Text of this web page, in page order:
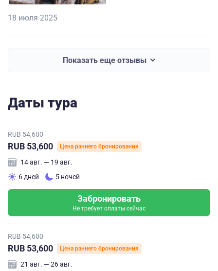
18 июля 2025
Показать еще отзывы
Даты тура
RUB 54,600
RUB 53,600 Цена раннего бронирования
14 авг. — 19 авг.
6 дней
5 ночей
Забронировать
Не требует оплаты сейчас
RUB 54,600
RUB 53,600 Цена раннего бронирования
21 авг. — 26 авг.